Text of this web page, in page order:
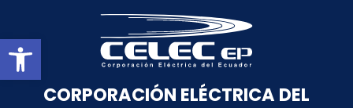
Abrir barra de herramientas
CORPORACIÓN ELÉCTRICA DEL